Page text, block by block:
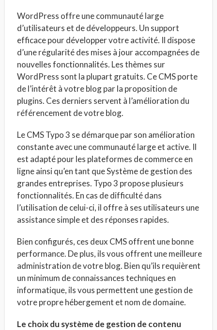
WordPress offre une communauté large
d’utilisateurs et de développeurs. Un support
efficace pour développer votre activité. Il dispose
d’une régularité des mises à jour accompagnées de
nouvelles fonctionnalités. Les thèmes sur
WordPress sont la plupart gratuits. Ce CMS porte
de l’intérêt à votre blog par la proposition de
plugins. Ces derniers servent à l’amélioration du
référencement de votre blog.
Le CMS Typo 3 se démarque par son amélioration
constante avec une communauté large et active. Il
est adapté pour les plateformes de commerce en
ligne ainsi qu’en tant que Système de gestion des
grandes entreprises. Typo 3 propose plusieurs
fonctionnalités. En cas de difficulté dans
l’utilisation de celui-ci, il offre à ses utilisateurs une
assistance simple et des réponses rapides.
Bien configurés, ces deux CMS offrent une bonne
performance. De plus, ils vous offrent une meilleure
administration de votre blog. Bien qu’ils requièrent
un minimum de connaissances techniques en
informatique, ils vous permettent une gestion de
votre propre hébergement et nom de domaine.
Le choix du système de gestion de contenu